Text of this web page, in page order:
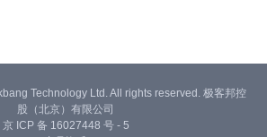
Technology Ltd. All rights reserved. 极客邦控
股（北京）有限公司
京 ICP 备 16027448 号 - 5